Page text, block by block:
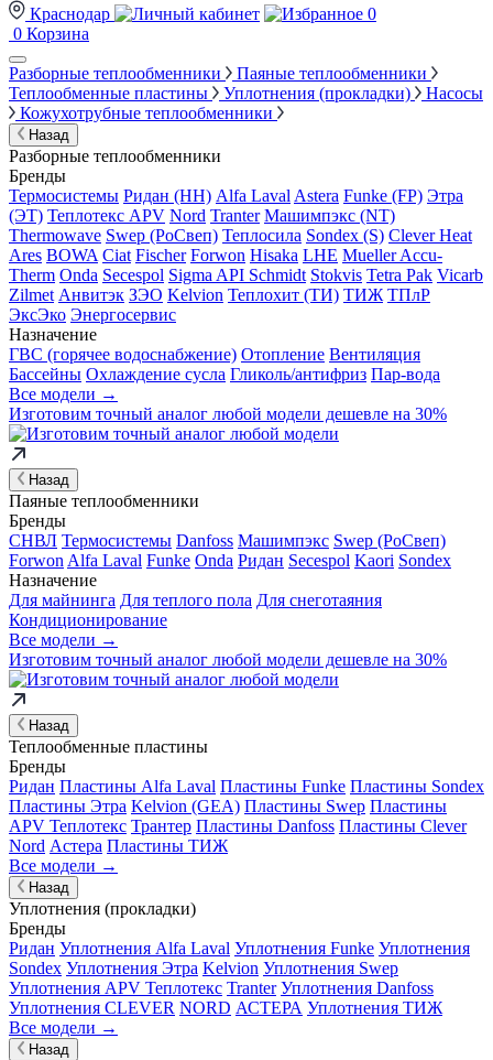
Краснодар
0
0 Корзина
Разборные теплообменники
Паяные теплообменники
Теплообменные пластины
Уплотнения (прокладки)
Насосы
Кожухотрубные теплообменники
Назад
Разборные теплообменники
Бренды
Термосистемы Ридан (НН) Alfa Laval Astera Funke (FP) Этра
(ЭТ) Теплотекс APV Nord Tranter Машимпэкс (NT)
Thermowave Swep (РоСвеп) Теплосила Sondex (S) Clever Heat
Ares BOWA Ciat Fischer Forwon Hisaka LHE Mueller Accu-
Therm Onda Secespol Sigma API Schmidt Stokvis Tetra Pak Vicarb
Zilmet Анвитэк ЗЭО Kelvion Теплохит (ТИ) ТИЖ ТПлР
ЭксЭко Энергосервис
Назначение
ГВС (горячее водоснабжение) Отопление Вентиляция
Бассейны Охлаждение сусла Гликоль/антифриз Пар-вода
Все модели →
Изготовим точный аналог любой модели дешевле на 30%
Назад
Паяные теплообменники
Бренды
СНВЛ Термосистемы Danfoss Машимпэкс Swep (РоСвеп)
Forwon Alfa Laval Funke Onda Ридан Secespol Kaori Sondex
Назначение
Для майнинга Для теплого пола Для снеготаяния
Кондиционирование
Все модели →
Изготовим точный аналог любой модели дешевле на 30%
Назад
Теплообменные пластины
Бренды
Ридан Пластины Alfa Laval Пластины Funke Пластины Sondex
Пластины Этра Kelvion (GEA) Пластины Swep Пластины
APV Теплотекс Трантер Пластины Danfoss Пластины Clever
Nord Астера Пластины ТИЖ
Все модели →
Назад
Уплотнения (прокладки)
Бренды
Ридан Уплотнения Alfa Laval Уплотнения Funke Уплотнения
Sondex Уплотнения Этра Kelvion Уплотнения Swep
Уплотнения APV Теплотекс Tranter Уплотнения Danfoss
Уплотнения CLEVER NORD АСТЕРА Уплотнения ТИЖ
Все модели →
Назад